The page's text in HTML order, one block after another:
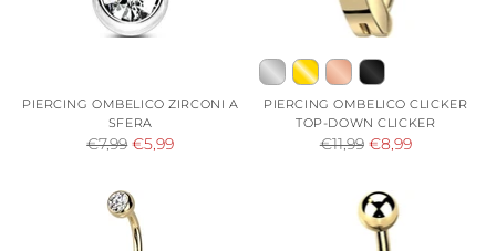
PIERCING OMBELICO ZIRCONI A
SFERA
Prezzo
listino
€7,99 €5,99
PIERCING OMBELICO CLICKER
TOP-DOWN CLICKER
Prezzo
€11,99 €8,99